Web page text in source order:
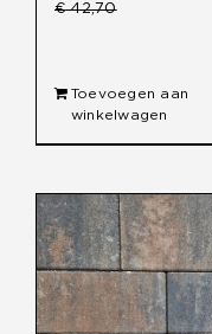
€42,70
€ 42,70.
Toevoegen aan
winkelwagen